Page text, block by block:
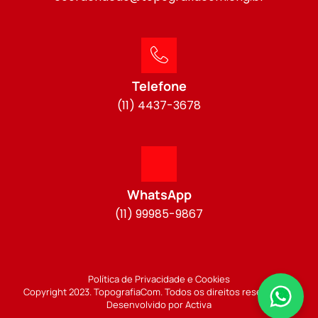
Telefone
(11) 4437-3678
WhatsApp
(11) 99985-9867
Política de Privacidade e Cookies
Copyright 2023. TopografiaCom. Todos os direitos reservados.
Desenvolvido por Activa